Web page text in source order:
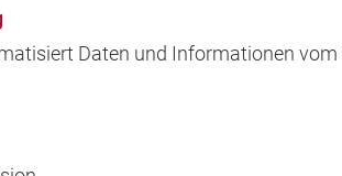
Daten und Informationen